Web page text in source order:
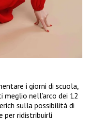
i giorni di scuola,
nell’arco dei 12
sulla possibilità di
per ridistribuirli